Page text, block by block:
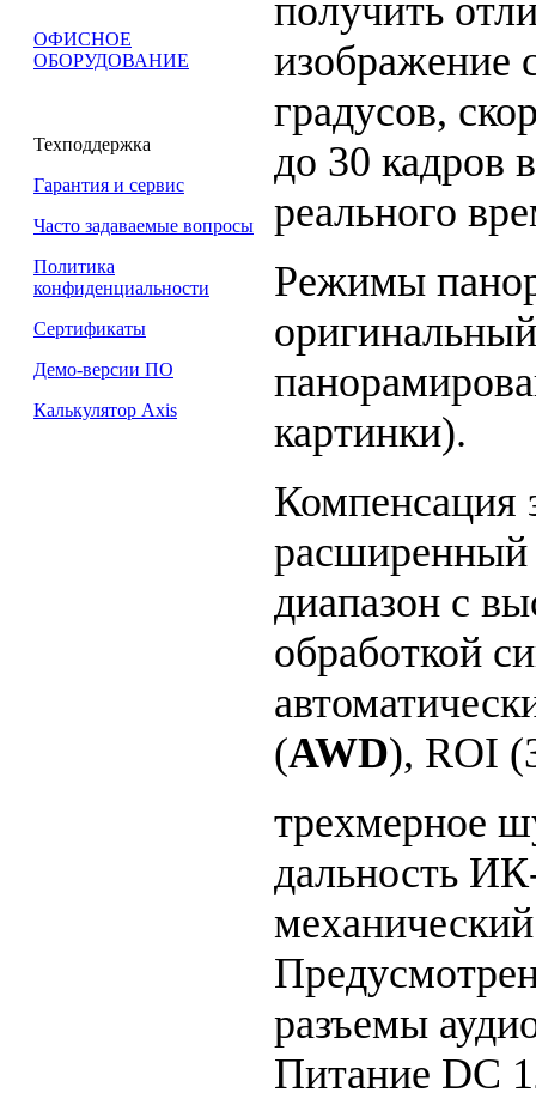
ОФИСНОЕ
ОБОРУДОВАНИЕ
Техподдержка
Гарантия и сервис
Часто задаваемые вопросы
Политика
конфиденциальности
Сертификаты
Демо-версии ПО
Калькулятор Axis
получить
изображение
градусов,
до 30 кадров
реального
Режимы
картинки).
Компенсация
расширенный
диапазон с
обработкой
(AWD), ROI
трехмерное
дальность
разъемы
Питание DC